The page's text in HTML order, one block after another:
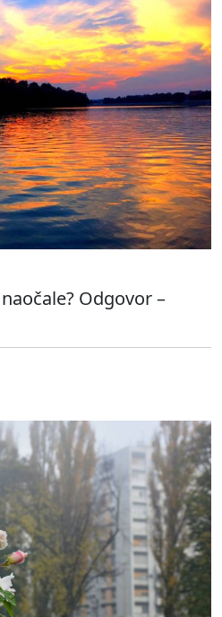
Odgovor –